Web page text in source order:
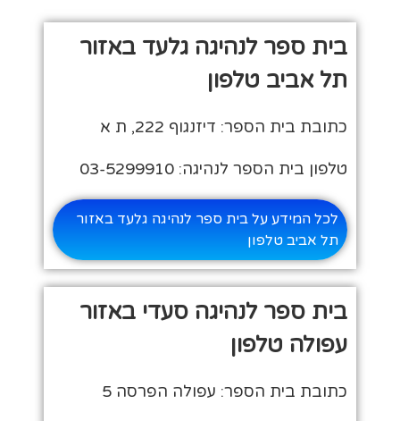
בית ספר לנהיגה גלעד באזור
תל אביב טלפון
כתובת בית הספר: דיזנגוף 222, ת א
טלפון בית הספר לנהיגה: 03-5299910
לכל המידע על בית ספר לנהיגה גלעד באזור
תל אביב טלפון
בית ספר לנהיגה סעדי באזור
עפולה טלפון
כתובת בית הספר: עפולה הפרסה 5